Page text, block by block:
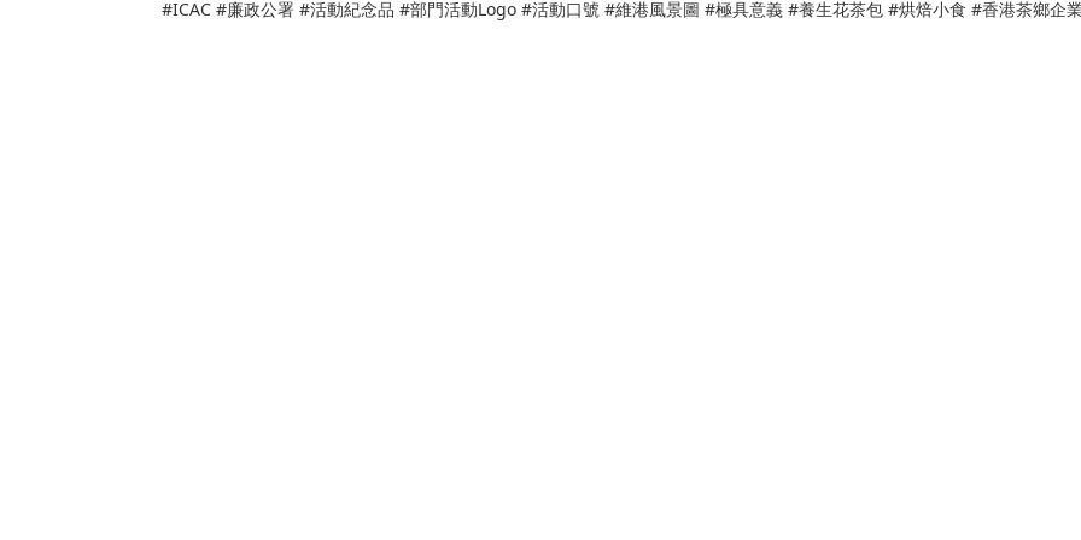
#ICAC #廉政公署 #活動紀念品 #部門活動Logo #活動口號 #維港風景圖 #極具意義 #養生花茶包 #烘焙小食 #香港茶鄉企